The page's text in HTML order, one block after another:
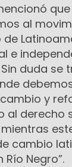
que
al
e
duda se
y
al derecho
cambio
Negro”.